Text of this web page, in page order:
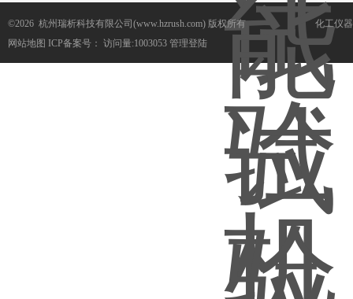
©2026 杭州瑞析科技有限公司(www.hzrush.com) 版权所有
网站地图 ICP备案号： 访问量:1003053 管理登陆
化工仪